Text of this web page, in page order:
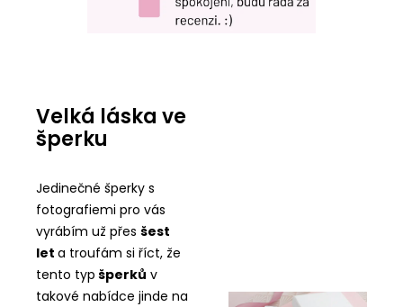
Velká láska ve
šperku
Jedinečné šperky s
fotografiemi pro vás
vyrábím už přes šest
let a troufám si říct, že
tento typ šperků v
takové nabídce jinde na